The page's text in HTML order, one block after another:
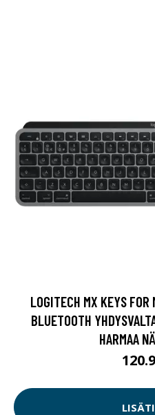
LOGITECH MX KEYS
BLUETOOTH
HARMAA